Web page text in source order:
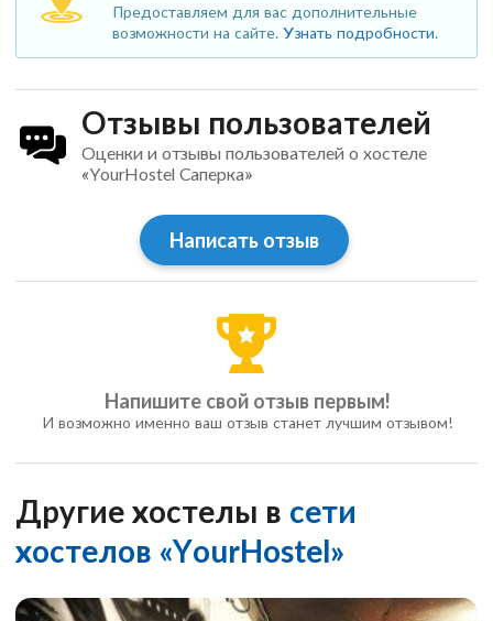
Предоставляем для вас дополнительные
возможности на сайте.Узнать подробности.
Отзывы пользователей
Оценки и отзывы пользователей о хостеле
«YourHostel Саперка»
Написать отзыв
Напишите свой отзыв первым!
И возможно именно ваш отзыв станет лучшим отзывом!
Другие хостелы в сети
хостелов «YourHostel»